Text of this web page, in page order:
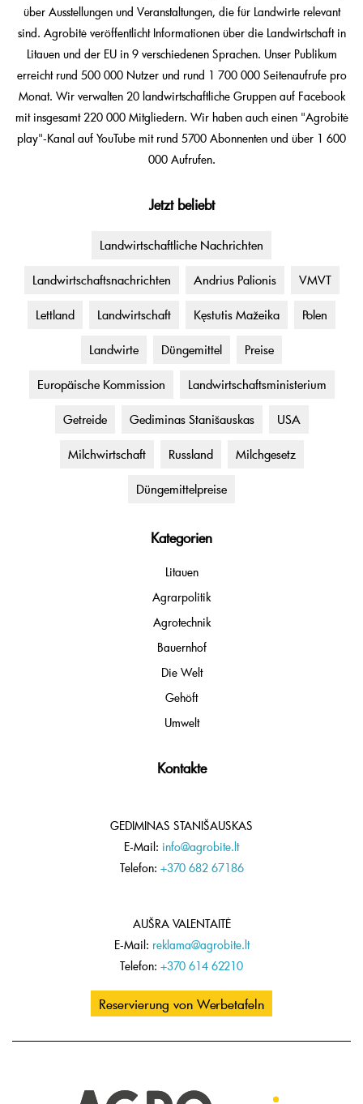
über Ausstellungen und Veranstaltungen, die für Landwirte relevant
sind. Agrobitė veröffentlicht Informationen über die Landwirtschaft in
Litauen und der EU in 9 verschiedenen Sprachen. Unser Publikum
erreicht rund 500 000 Nutzer und rund 1 700 000 Seitenaufrufe pro
Monat. Wir verwalten 20 landwirtschaftliche Gruppen auf Facebook
mit insgesamt 220 000 Mitgliedern. Wir haben auch einen "Agrobitė
play"-Kanal auf YouTube mit rund 5700 Abonnenten und über 1 600
000 Aufrufen.
Jetzt beliebt
Landwirtschaftliche Nachrichten
Landwirtschaftsnachrichten Andrius Palionis VMVT
Lettland Landwirtschaft Kęstutis Mažeika Polen
Landwirte Düngemittel Preise
Europäische Kommission Landwirtschaftsministerium
Getreide Gediminas Stanišauskas USA
Milchwirtschaft Russland Milchgesetz
Düngemittelpreise
Kategorien
Litauen
Agrarpolitik
Agrotechnik
Bauernhof
Die Welt
Gehöft
Umwelt
Kontakte
GEDIMINAS STANIŠAUSKAS
E-Mail: info@agrobite.lt
Telefon: +370 682 67186
AUŠRA VALENTAITĖ
E-Mail: reklama@agrobite.lt
Telefon: +370 614 62210
Reservierung von Werbetafeln